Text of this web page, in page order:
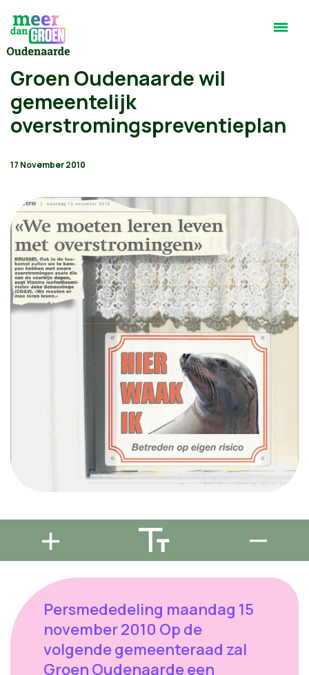
Groen Oudenaarde wil
gemeentelijk
overstromingspreventieplan
17 November 2010
Persmededeling maandag 15
november 2010 Op de
volgende gemeenteraad zal
Groen Oudenaarde een